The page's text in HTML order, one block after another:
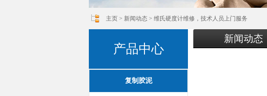
主页 > 新闻动态 > 维氏硬度计维修，技术人员上门服务
产品中心
复制胶泥
新闻动态